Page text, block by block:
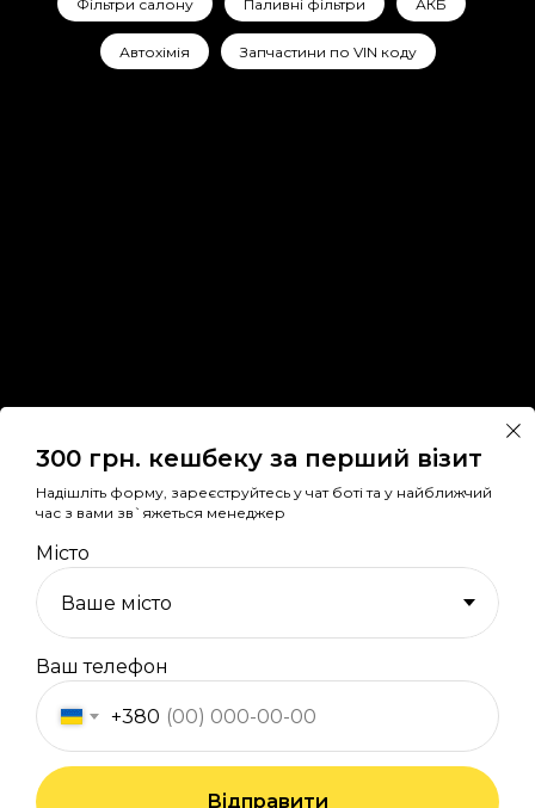
Фільтри салону Паливні фільтри АКБ
Автохімія Запчастини по VIN коду
CHASPIKCHE.COM.UA
© Усі права захищенні 2024. Автосервіс та магазин
Політика конфедеційності
Автор - Fedorenko Nikita
300 грн. кешбеку за перший візит
Надішліть форму, зареєструйтесь у чат боті та у найближчий
час з вами зв`яжеться менеджер
Місто
Ваш телефон
+380
Відправити